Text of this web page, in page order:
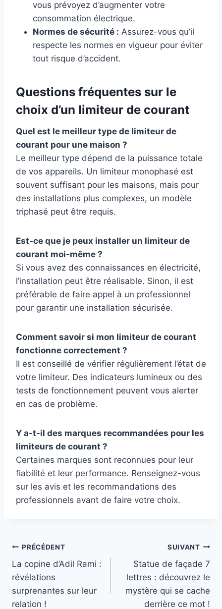
vous prévoyez d’augmenter votre
consommation électrique.
Normes de sécurité : Assurez-vous qu’il
respecte les normes en vigueur pour éviter
tout risque d’accident.
Questions fréquentes sur le
choix d’un limiteur de courant
Quel est le meilleur type de limiteur de
courant pour une maison ?
Le meilleur type dépend de la puissance totale
de vos appareils. Un limiteur monophasé est
souvent suffisant pour les maisons, mais pour
des installations plus complexes, un modèle
triphasé peut être requis.
Est-ce que je peux installer un limiteur de
courant moi-même ?
Si vous avez des connaissances en électricité,
l’installation peut être réalisable. Sinon, il est
préférable de faire appel à un professionnel
pour garantir une installation sécurisée.
Comment savoir si mon limiteur de courant
fonctionne correctement ?
Il est conseillé de vérifier régulièrement l’état de
votre limiteur. Des indicateurs lumineux ou des
tests de fonctionnement peuvent vous alerter
en cas de problème.
Y a-t-il des marques recommandées pour les
limiteurs de courant ?
Certaines marques sont reconnues pour leur
fiabilité et leur performance. Renseignez-vous
sur les avis et les recommandations des
professionnels avant de faire votre choix.
Navigation
de
l’article
PRÉCÉDENT
La copine d’Adil Rami :
révélations
surprenantes sur leur
relation !
SUIVANT
Statue de façade 7
lettres : découvrez le
mystère qui se cache
derrière ce mot !